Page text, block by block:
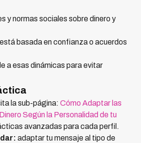
y normas sociales sobre dinero y
basada en confianza o acuerdos
a esas dinámicas para evitar
la sub-página: Cómo Adaptar las
Según la Personalidad de tu
avanzadas para cada perfil.
adaptar tu mensaje al tipo de